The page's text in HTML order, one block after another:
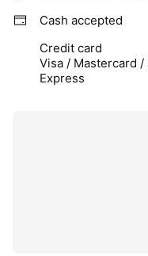
Cash accepted
Credit card
Visa / Mastercard
Express